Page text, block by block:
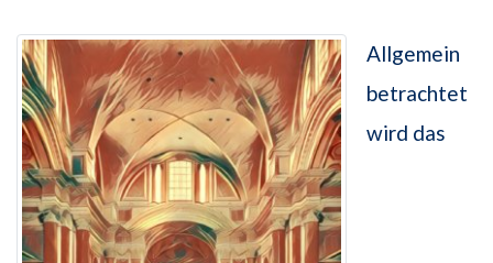
Allgemein
betrachtet
wird das